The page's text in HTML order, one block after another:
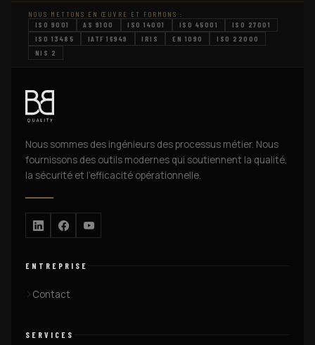
NOUS METTONS EN ŒUVRE ET FORMONS :
ISO 9001
AS 9100 ISO 14001 ISO 45001
ISO 27001
ISO 13485
IATF 16949 IRIS EN 1090
ISO 22000
NIS 2
Nous sommes des ingénieurs des processus métier. Nous
fournissons des outils modernes qui soutiennent la qualité,
la sécurité et l’efficacité opérationnelle.
ENTREPRISE
Contact
SERVICES